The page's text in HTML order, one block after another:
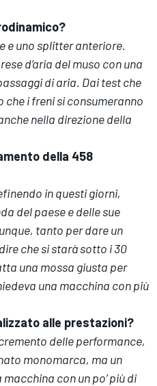
e uno splitter anteriore.
d’aria del muso con una
di aria. Dai test che
che i freni si consumeranno
nella direzione della
della 458
in questi giorni,
del paese e delle sue
tanto per dare un
che si starà sotto i 30
una mossa giusta per
una macchina con più
alle prestazioni?
delle performance,
monomarca, ma un
con un po’ più di